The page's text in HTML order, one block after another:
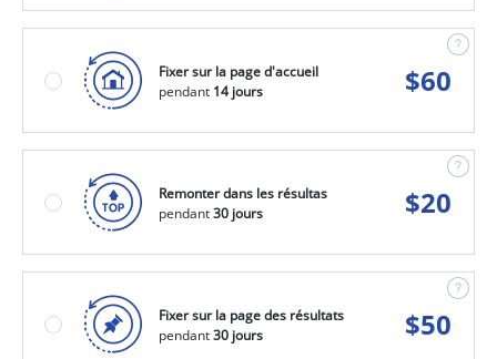
Fixer sur la page d'accueil
pendant 14 jours $60
Remonter dans les résultas
pendant30 jours $20
Fixer sur la page des résultats
pendant30 jours $50